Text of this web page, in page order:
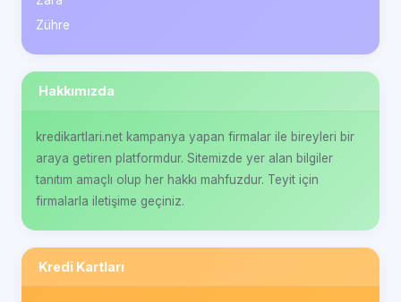
Zühre
Hakkımızda
kredikartlari.net kampanya yapan firmalar ile bireyleri bir
araya getiren platformdur. Sitemizde yer alan bilgiler
tanıtım amaçlı olup her hakkı mahfuzdur. Teyit için
firmalarla iletişime geçiniz.
Kredi Kartları